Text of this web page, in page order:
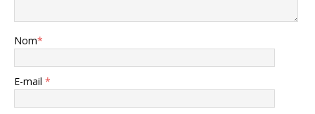
Nom*
E-mail *